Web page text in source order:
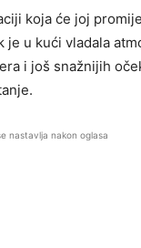
koja će joj
u kući vladala
i još snažnijih
nastavlja nakon oglasa